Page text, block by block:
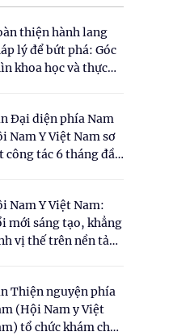
thiện hành lang
lý để bứt phá: Góc
khoa học và thực
Luật Y dược cổ
Việt Nam"
Đại diện phía Nam
Nam Y Việt Nam sơ
công tác 6 tháng đầu
Nam Y Việt Nam:
mới sáng tạo, khẳng
vị thế trên nền tảng
Thiện nguyện phía
(Hội Nam y Việt
tổ chức khám chữa